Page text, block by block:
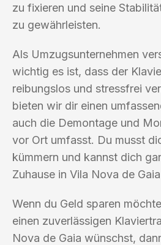
zu fixieren und seine
zu gewährleisten.
Als Umzugsunternehmen
wichtig es ist, dass der
reibungslos und stressfrei
bieten wir dir einen
auch die Demontage und
vor Ort umfasst. Du musst
kümmern und kannst dich
Zuhause in Vila Nova de
Wenn du Geld sparen
einen zuverlässigen
Nova de Gaia wünschst,